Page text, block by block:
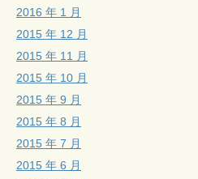
2016 年 1 月
2015 年 12 月
2015 年 11 月
2015 年 10 月
2015 年 9 月
2015 年 8 月
2015 年 7 月
2015 年 6 月